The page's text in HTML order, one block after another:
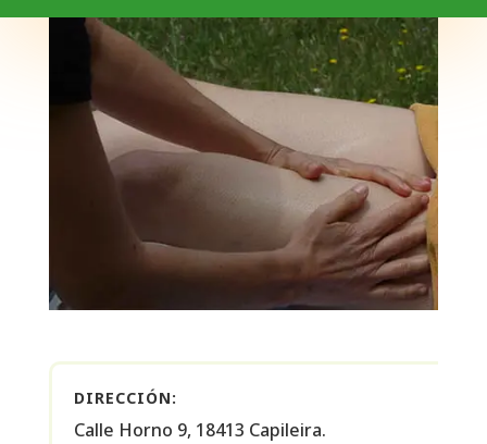
DIRECCIÓN:
Calle Horno 9, 18413 Capileira.